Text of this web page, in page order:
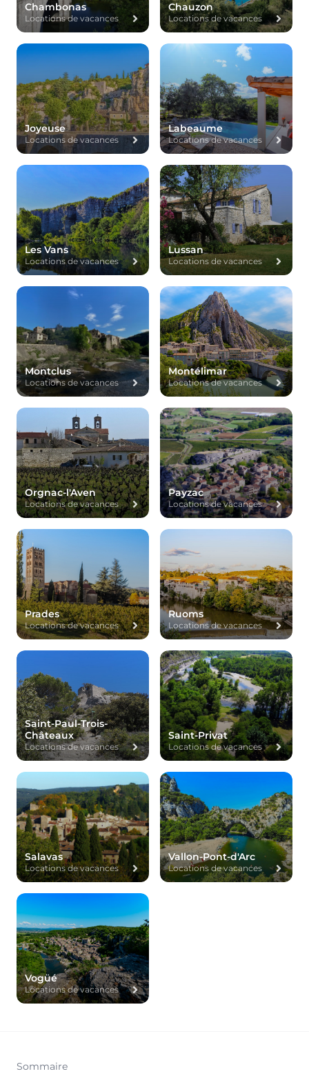
Chambonas
Locations de vacances
Chauzon
Locations de vacances
Joyeuse
Locations de vacances
Labeaume
Locations de vacances
Les Vans
Locations de vacances
Lussan
Locations de vacances
Montclus
Locations de vacances
Montélimar
Locations de vacances
Orgnac-l'Aven
Locations de vacances
Payzac
Locations de vacances
Prades
Locations de vacances
Ruoms
Locations de vacances
Saint-Paul-Trois-
Châteaux
Locations de vacances
Saint-Privat
Locations de vacances
Salavas
Locations de vacances
Vallon-Pont-d'Arc
Locations de vacances
Vogüé
Locations de vacances
Sommaire